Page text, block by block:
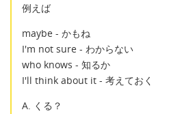
例えば
maybe - かもね
I'm not sure - わからない
who knows - 知るか
I'll think about it - 考えておく
A. くる？